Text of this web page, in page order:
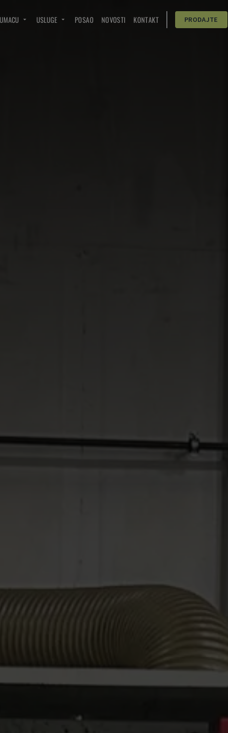
USLUGE POSAO NOVOSTI KONTAKT PRODAJTE